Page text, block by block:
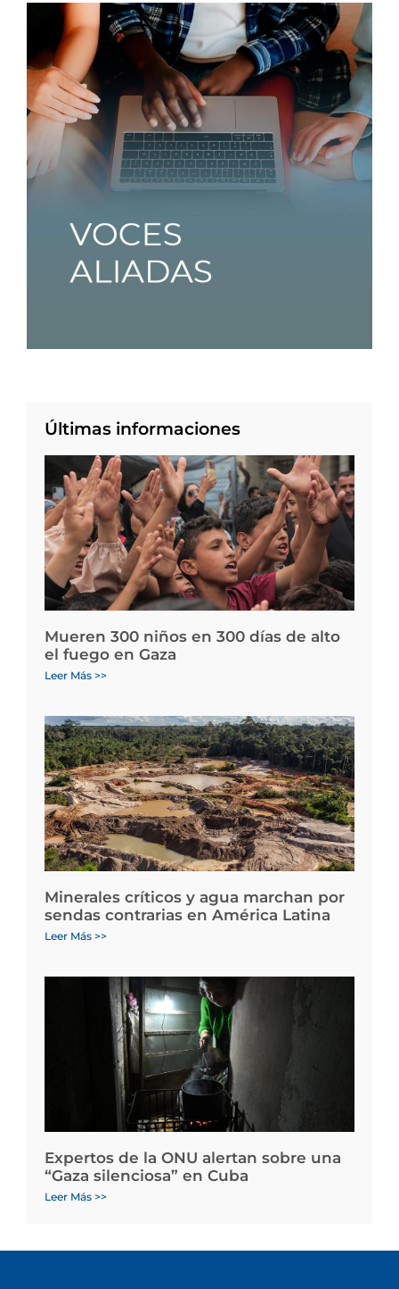
Últimas informaciones
Mueren 300 niños en 300 días de alto
el fuego en Gaza
Leer Más >>
Minerales críticos y agua marchan por
sendas contrarias en América Latina
Leer Más >>
Expertos de la ONU alertan sobre una
“Gaza silenciosa” en Cuba
Leer Más >>